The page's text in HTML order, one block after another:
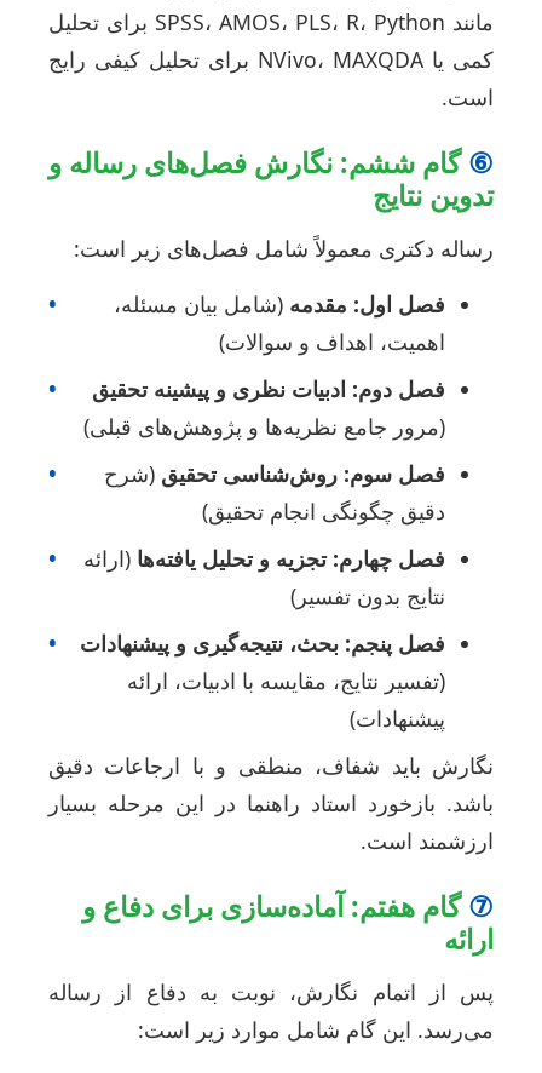
مانند SPSS، AMOS، PLS، R، Python برای تحلیل
کمی یا NVivo، MAXQDA برای تحلیل کیفی رایج
گام ششم: نگارش فصل‌های رساله و
نتایج
دکتری معمولاً شامل فصل‌های زیر است:
فصل اول: مقدمه(شامل بیان مسئله،
اهمیت، اهداف و سوالات)
•
فصل دوم: ادبیات نظری و پیشینه تحقیق
(مرور جامع نظریه‌ها و پژوهش‌های قبلی)
•
فصل سوم: روش‌شناسی تحقیق(شرح
دقیق چگونگی انجام تحقیق)
•
فصل چهارم: تجزیه و تحلیل یافته‌ها(ارائه
نتایج بدون تفسیر)
•
فصل پنجم: بحث، نتیجه‌گیری و پیشنهادات
(تفسیر نتایج، مقایسه با ادبیات، ارائه
پیشنهادات)
باید شفاف، منطقی و با ارجاعات دقیق
بازخورد استاد راهنما در این مرحله بسیار
است.
گام هفتم: آماده‌سازی برای دفاع و
از اتمام نگارش، نوبت به دفاع از رساله
این گام شامل موارد زیر است: